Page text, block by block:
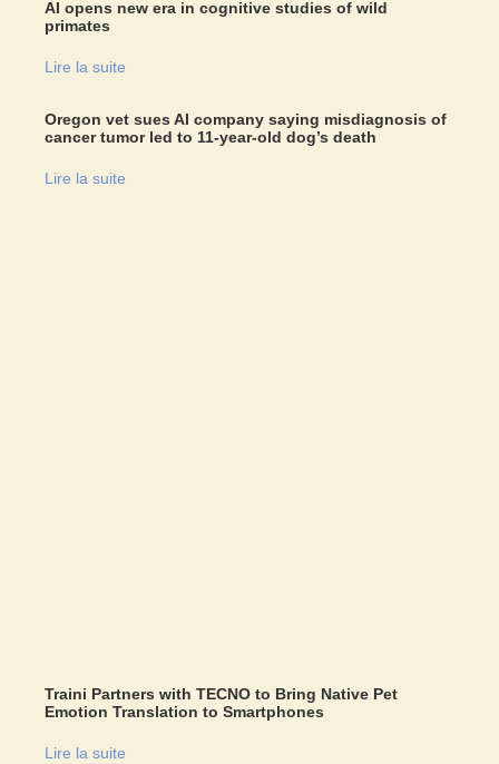
AI opens new era in cognitive studies of wild
primates
Lire la suite
Oregon vet sues AI company saying misdiagnosis of
cancer tumor led to 11-year-old dog’s death
Lire la suite
Traini Partners with TECNO to Bring Native Pet
Emotion Translation to Smartphones
Lire la suite